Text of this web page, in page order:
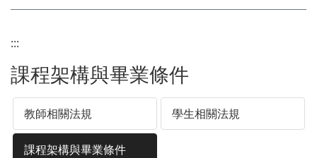
:::
課程架構與畢業條件
教師相關法規 學生相關法規
課程架構與畢業條件